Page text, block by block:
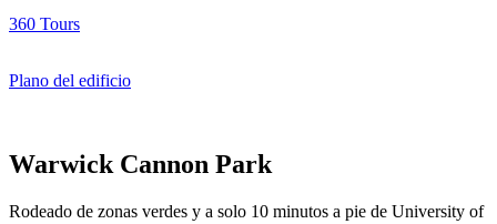
360 Tours
Plano del edificio
Warwick Cannon Park
Rodeado de zonas verdes y a solo 10 minutos a pie de University of